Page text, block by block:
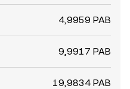
4,9959 PAB
9,9917 PAB
19,9834 PAB